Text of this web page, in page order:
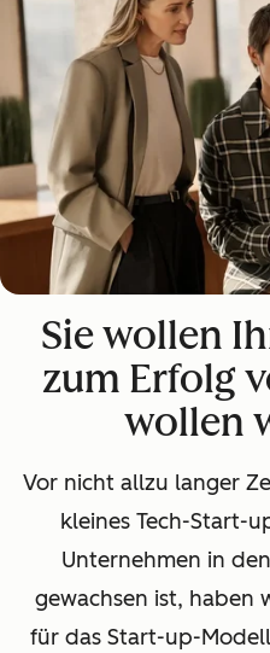
Sie wollen
zum Erfolg
wollen
Vor nicht allzu langer
kleines Tech-Start-
Unternehmen in
gewachsen ist, haben
für das Start-up-